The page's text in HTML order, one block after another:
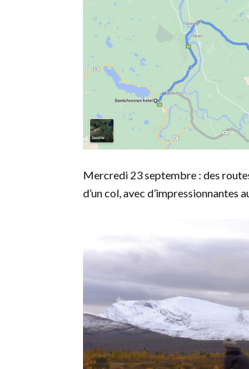
Mercredi 23 septembre : des
d’un col, avec d’impressionnantes